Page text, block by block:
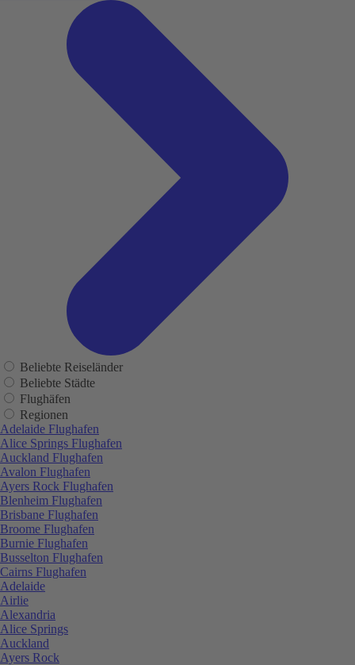
Beliebte Reiseländer
Beliebte Städte
Flughäfen
Regionen
Adelaide Flughafen
Alice Springs Flughafen
Auckland Flughafen
Avalon Flughafen
Ayers Rock Flughafen
Blenheim Flughafen
Brisbane Flughafen
Broome Flughafen
Burnie Flughafen
Busselton Flughafen
Cairns Flughafen
Adelaide
Airlie
Alexandria
Alice Springs
Auckland
Ayers Rock